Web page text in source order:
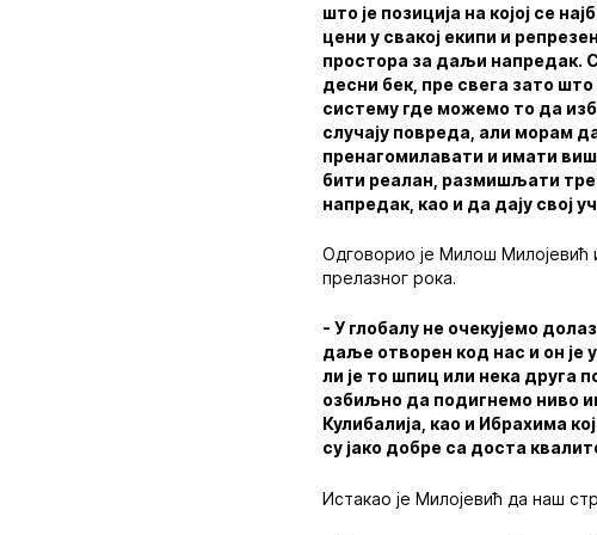
што је позиција на којој се
цени у свакој екипи и
простора за даљи напредак.
десни бек, пре свега зато
систему где можемо то да
случају повреда, али морам
пренагомилавати и имати
бити реалан, размишљати
напредак, као и да дају свој
Одговорио је Милош Милојевић
прелазног рока.
- У глобалу не очекујемо
даље отворен код нас и он је
ли је то шпиц или нека друга
озбиљно да подигнемо ниво
Кулибалија, као и Ибрахима
су јако добре са доста
Истакао је Милојевић да наш